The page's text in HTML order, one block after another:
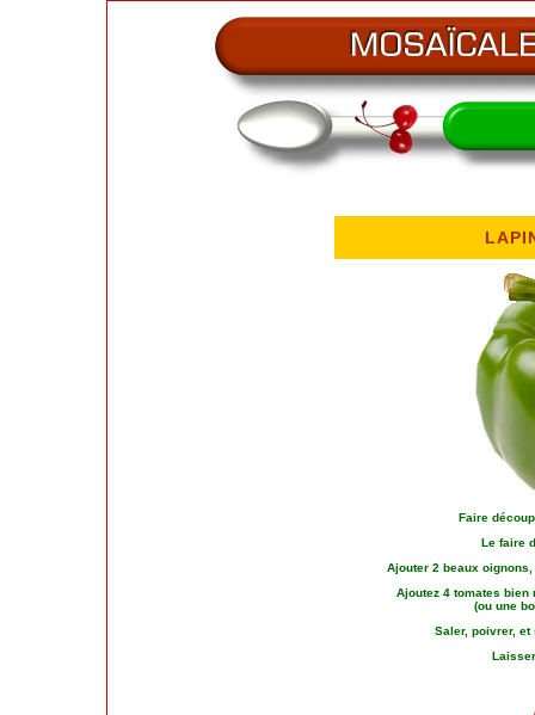
Faire
Le faire
Ajouter 2 beaux
Ajoutez 4 tomates
(ou une
Saler, poivrer, et